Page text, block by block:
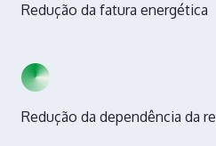
Redução da fatura energética
Redução da dependência da